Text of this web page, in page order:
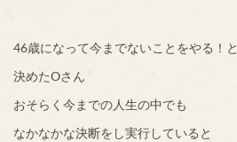
46歳になって今までないことをやる！と
決めたOさん
おそらく今までの人生の中でも
なかなかな決断をし実行していると